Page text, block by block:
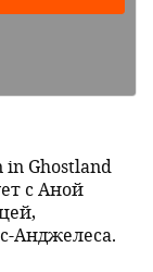
in Ghostland
с Аной
Анджелеса.